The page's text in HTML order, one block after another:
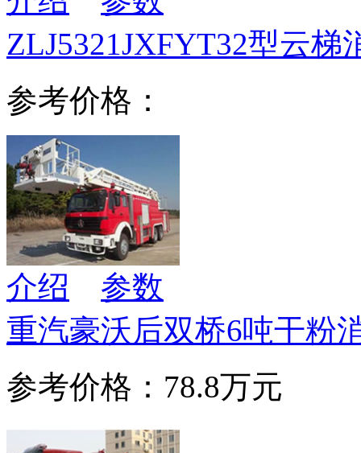
ZLJ5321JXFYT32型云梯
参考价格：
介绍
参数
重汽豪沃后双桥6吨干粉
参考价格：78.8万元